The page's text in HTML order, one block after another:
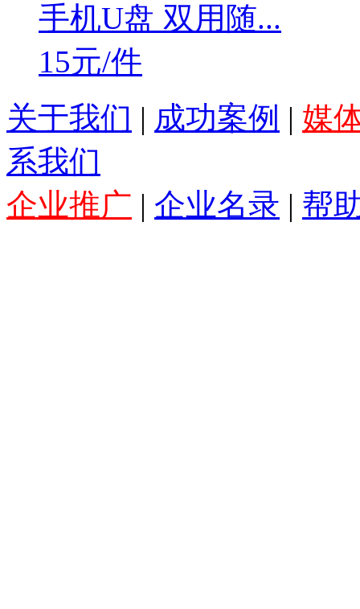
手机U盘 双用随...
15元/件
关于我们 | 成功案例 | 媒
系我们
企业推广 | 企业名录 | 帮